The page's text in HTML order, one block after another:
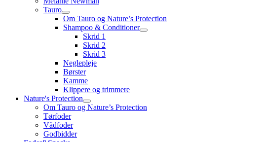
Tauro
Om Tauro og Nature’s Protection
Shampoo & Conditioner
Skrid 1
Skrid 2
Skrid 3
Neglepleje
Børster
Kamme
Klippere og trimmere
Nature's Protection
Om Tauro og Nature’s Protection
Tørfoder
Vådfoder
Godbidder